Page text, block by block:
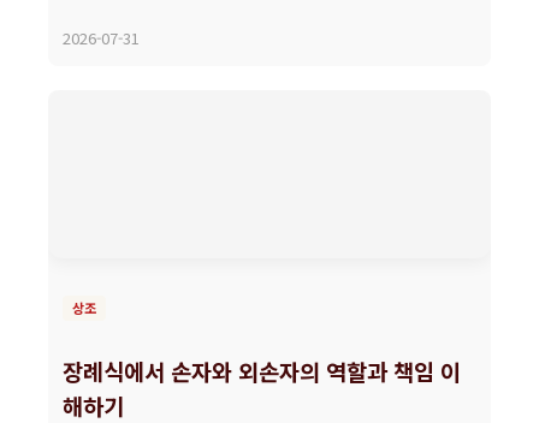
2026-07-31
상조
장례식에서 손자와 외손자의 역할과 책임 이
해하기